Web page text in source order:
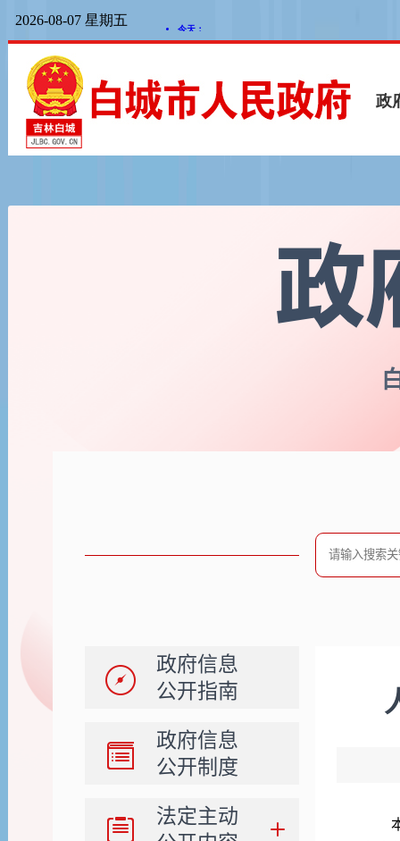
政府信息
公开指南
政府信息
公开制度
法定主动